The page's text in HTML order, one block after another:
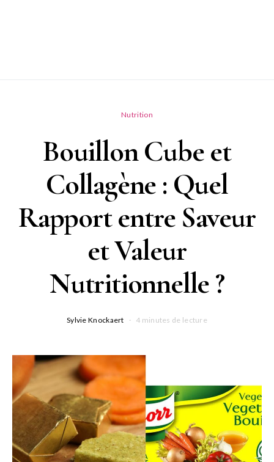
Nutrition
Bouillon Cube et
Collagène : Quel
Rapport entre Saveur
et Valeur
Nutritionnelle ?
Sylvie Knockaert 4 minutes de lecture